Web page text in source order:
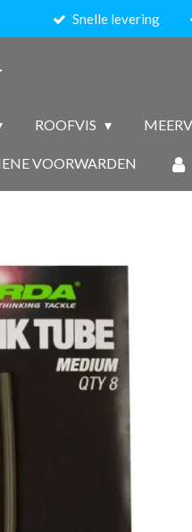
Snelle levering
ROOFVIS
VOORWARDEN